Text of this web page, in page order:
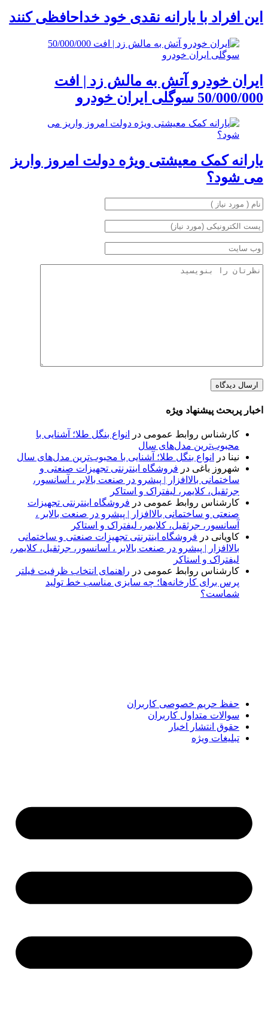
این افراد با یارانه نقدی خود خداحافظی کنند
ایران خودرو آتش به مالش زد | افت
50/000/000 سوگلی ایران خودرو
یارانه کمک معیشتی ویژه دولت امروز واریز
می شود؟
اخبار پربحث پیشنهاد ویژه
کارشناس روابط عمومی در
انواع بنگل طلا؛ آشنایی با
محبوب‌ترین مدل‌های سال
نینا در
انواع بنگل طلا؛ آشنایی با محبوب‌ترین مدل‌های سال
شهروز باغی در فروشگاه اینترنتی تجهیزات صنعتی و
ساختمانی بالاافزار | پیشرو در صنعت بالابر ، آسانسور،
جرثقیل، کلایمر، لیفتراک و استاکر
کارشناس روابط عمومی در فروشگاه اینترنتی تجهیزات
صنعتی و ساختمانی بالاافزار | پیشرو در صنعت بالابر ،
آسانسور، جرثقیل، کلایمر، لیفتراک و استاکر
کاویانی در فروشگاه اینترنتی تجهیزات صنعتی و ساختمانی
بالاافزار | پیشرو در صنعت بالابر ، آسانسور، جرثقیل، کلایمر،
لیفتراک و استاکر
کارشناس روابط عمومی در راهنمای انتخاب ظرفیت فیلتر
پرس برای کارخانه‌ها؛ چه سایزی مناسب خط تولید
شماست؟
حفظ حریم خصوصی کاربران
سوالات متداول کاربران
حقوق انتشار اخبار
تبلیغات ویژه